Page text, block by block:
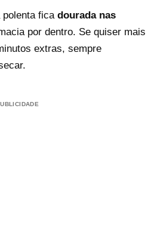
polenta fica dourada nas
por dentro. Se quiser mais
extras, sempre